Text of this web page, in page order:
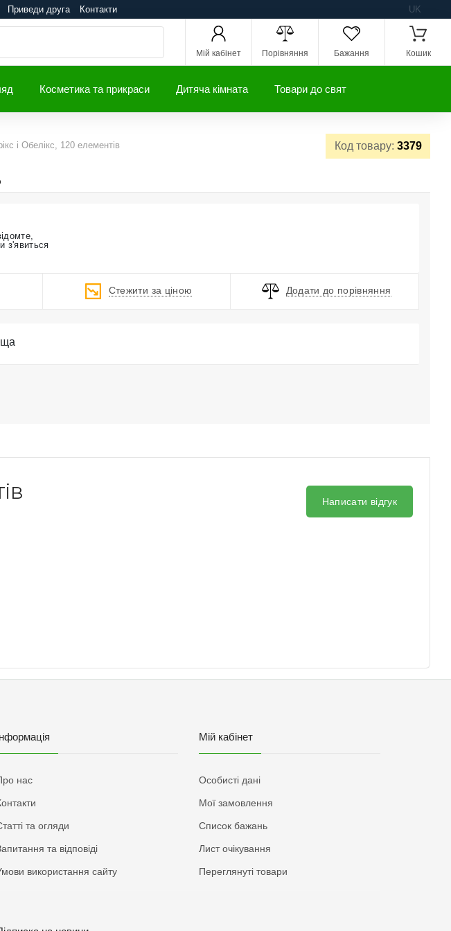
Приведи друга Контакти UK
Мій кабінет Порівняння Бажання Кошик
Косметика та прикраси Дитяча кімната Товари до свят
Код товару: 3379
і Обелікс, 120 елементів
з'явиться
Стежити за ціною Додати до порівняння
Написати відгук
нас
та огляди
та відповіді
використання сайту
Мій кабінет
Особисті дані
Мої замовлення
Список бажань
Лист очікування
Переглянуті товари